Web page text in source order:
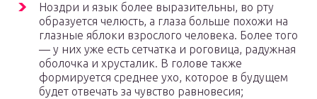
Ноздри и язык более выразительны, во рту
образуется челюсть, а глаза больше похожи на
глазные яблоки взрослого человека. Более того
— у них уже есть сетчатка и роговица, радужная
оболочка и хрусталик. В голове также
формируется среднее ухо, которое в будущем
будет отвечать за чувство равновесия;